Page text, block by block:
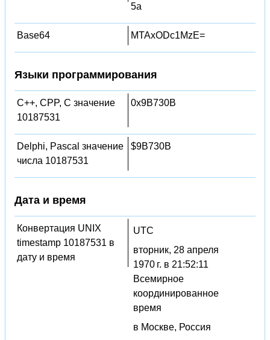
5a
Base64 MTAxODc1MzE=
Языки программирования
C++, CPP, C значение
10187531
0x9B730B
Delphi, Pascal значение
числа 10187531
$9B730B
Дата и время
Конвертация UNIX
timestamp 10187531 в
дату и время
UTC
вторник, 28 апреля
1970 г. в 21:52:11
Всемирное
координированное
время
в Москве, Россия